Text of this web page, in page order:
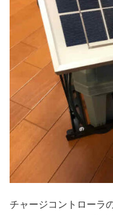
チャージコントローラ